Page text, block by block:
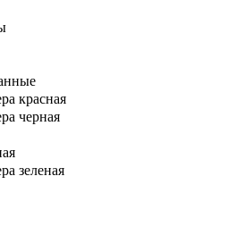
красная
черная
зеленая